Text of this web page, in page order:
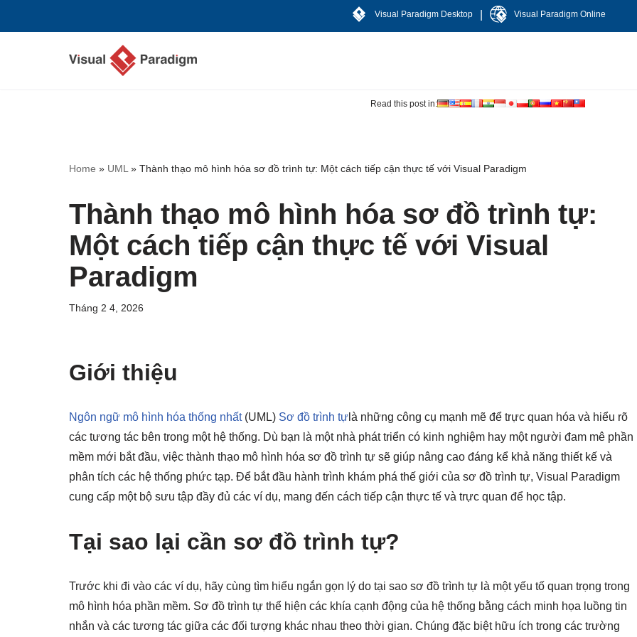
Visual Paradigm Desktop Visual Paradigm Online
Read this post in:
Home » UML » Thành thạo mô hình hóa sơ đồ trình tự: Một cách tiếp cận thực tế với Visual Paradigm
Thành thạo mô hình hóa sơ đồ trình tự:
Một cách tiếp cận thực tế với Visual
Paradigm
Tháng 2 4, 2026
Giới thiệu
Ngôn ngữ mô hình hóa thống nhất(UML) Sơ đồ trình tự là những công cụ mạnh mẽ để trực quan hóa và hiểu rõ
các tương tác bên trong một hệ thống. Dù bạn là một nhà phát triển có kinh nghiệm hay một người đam mê phần
mềm mới bắt đầu, việc thành thạo mô hình hóa sơ đồ trình tự sẽ giúp nâng cao đáng kể khả năng thiết kế và
phân tích các hệ thống phức tạp. Để bắt đầu hành trình khám phá thế giới của sơ đồ trình tự, Visual Paradigm
cung cấp một bộ sưu tập đầy đủ các ví dụ, mang đến cách tiếp cận thực tế và trực quan để học tập.
Tại sao lại cần sơ đồ trình tự?
Trước khi đi vào các ví dụ, hãy cùng tìm hiểu ngắn gọn lý do tại sao sơ đồ trình tự là một yếu tố quan trọng trong
mô hình hóa phần mềm. Sơ đồ trình tự thể hiện các khía cạnh động của hệ thống bằng cách minh họa luồng tin
nhắn và các tương tác giữa các đối tượng khác nhau theo thời gian. Chúng đặc biệt hữu ích trong các trường